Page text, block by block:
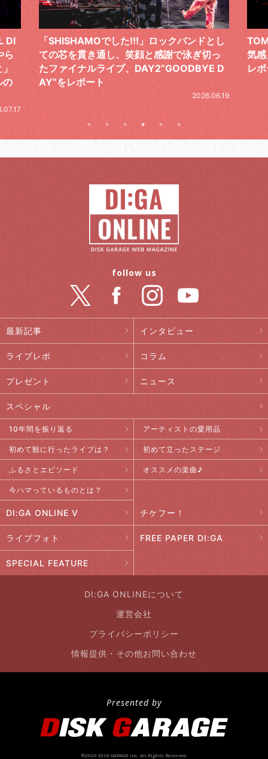
し
っ
D
TOMOO、３台の鍵盤で「6月から7月の空
気感」を鮮やかに描いた、FC限定ライブを
レポート
筋
の
と
最新記事 インタビュー
ライブレポ コラム
プレゼント ニュース
スペシャル
10年間を振り返る アーティストの愛用品
初めて観に行ったライブは？ 初めて立ったステージ
ふるさとエピソード オススメの楽曲♪
今ハマっているものとは？
DI:GA ONLINE V チケフー！
ライブフォト FREE PAPER DI:GA
SPECIAL FEATURE
follow us
DI:GA ONLINEについて
運営会社
プライバシーポリシー
情報提供・その他お問い合わせ
Presented by
©2026 DISK GARAGE inc. All Rights Reserved.